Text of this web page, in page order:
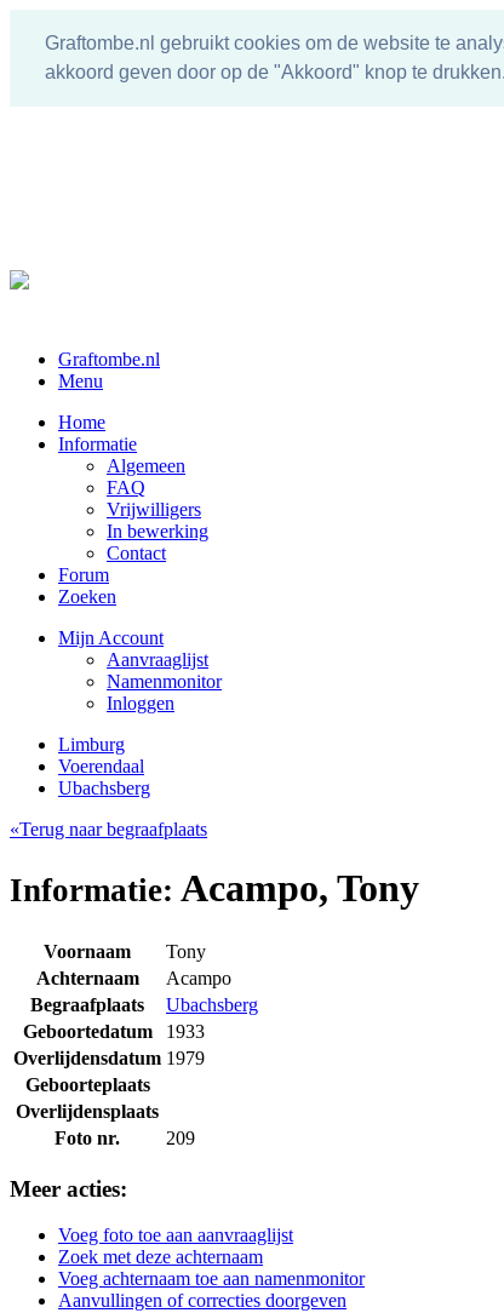
Graftombe.nl gebruikt cookies om de website te
akkoord geven door op de "Akkoord" knop te drukken.
Graftombe.nl
Menu
Home
Informatie
Algemeen
FAQ
Vrijwilligers
In bewerking
Contact
Forum
Zoeken
Mijn Account
Aanvraaglijst
Namenmonitor
Inloggen
Limburg
Voerendaal
Ubachsberg
«Terug naar begraafplaats
Informatie: Acampo, Tony
Voornaam
Tony
Achternaam
Acampo
Begraafplaats
Ubachsberg
Geboortedatum
1933
Overlijdensdatum 1979
Geboorteplaats
Overlijdensplaats
Foto nr.
209
Meer acties:
Voeg foto toe aan aanvraaglijst
Zoek met deze achternaam
Voeg achternaam toe aan namenmonitor
Aanvullingen of correcties doorgeven